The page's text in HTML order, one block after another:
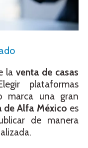
la venta de casas
plataformas
marca una gran
de Alfa México es
de manera